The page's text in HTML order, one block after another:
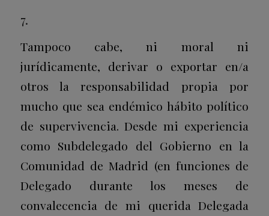
7.
Tampoco cabe, ni moral ni
jurídicamente, derivar o exportar en/a
otros la responsabilidad propia por
mucho que sea endémico hábito político
de supervivencia. Desde mi experiencia
como Subdelegado del Gobierno en la
Comunidad de Madrid (en funciones de
Delegado durante los meses de
convalecencia de mi querida Delegada